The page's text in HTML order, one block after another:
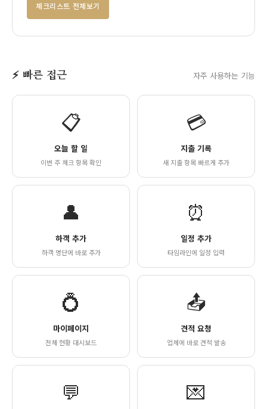
체크리스트 전체보기
⚡ 빠른 접근 자주 사용하는 기능
📋
오늘 할 일
이번 주 체크 항목 확인
💳
지출 기록
새 지출 항목 빠르게 추가
👤
하객 추가
하객 명단에 바로 추가
⏰
일정 추가
타임라인에 일정 입력
💍
마이페이지
전체 현황 대시보드
📤
견적 요청
업체에 바로 견적 발송
💬 💌